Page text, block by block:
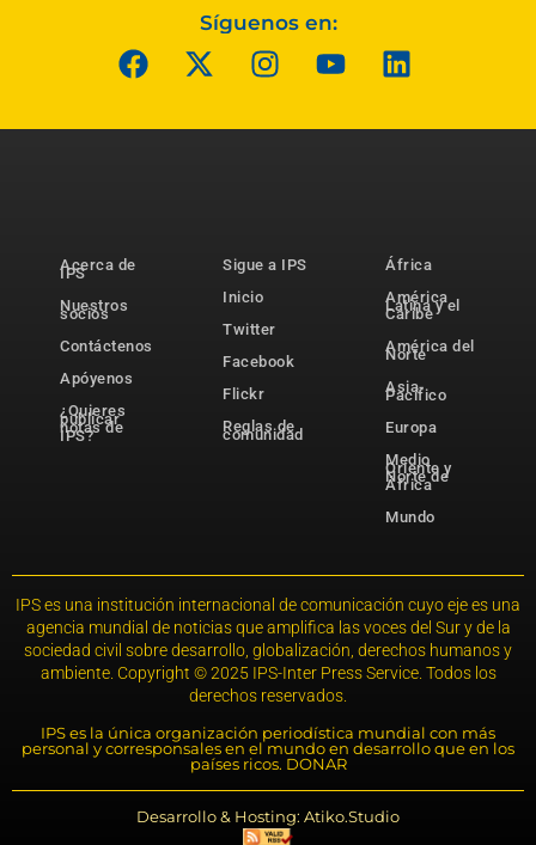
Síguenos en:
Acerca de
IPS
Nuestros
socios
Contáctenos
Apóyenos
¿Quieres
publicar
notas de
IPS?
Sigue a IPS
Inicio
Twitter
Facebook
Flickr
Reglas de
comunidad
África
América
Latina y el
Caribe
América del
Norte
Asia-
Pacífico
Europa
Medio
Oriente y
Norte de
África
Mundo
IPS es una institución internacional de comunicación cuyo eje es una
agencia mundial de noticias que amplifica las voces del Sur y de la
sociedad civil sobre desarrollo, globalización, derechos humanos y
ambiente. Copyright © 2025 IPS-Inter Press Service. Todos los
derechos reservados.
IPS es la única organización periodística mundial con más
personal y corresponsales en el mundo en desarrollo que en los
países ricos. DONAR
Desarrollo & Hosting: Atiko.Studio